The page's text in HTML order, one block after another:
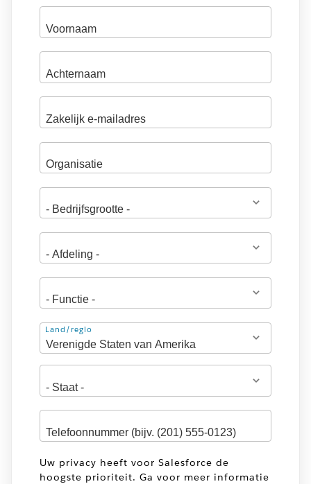
Adres
Land/regio
Uw privacy heeft voor Salesforce de
hoogste prioriteit. Ga voor meer informatie